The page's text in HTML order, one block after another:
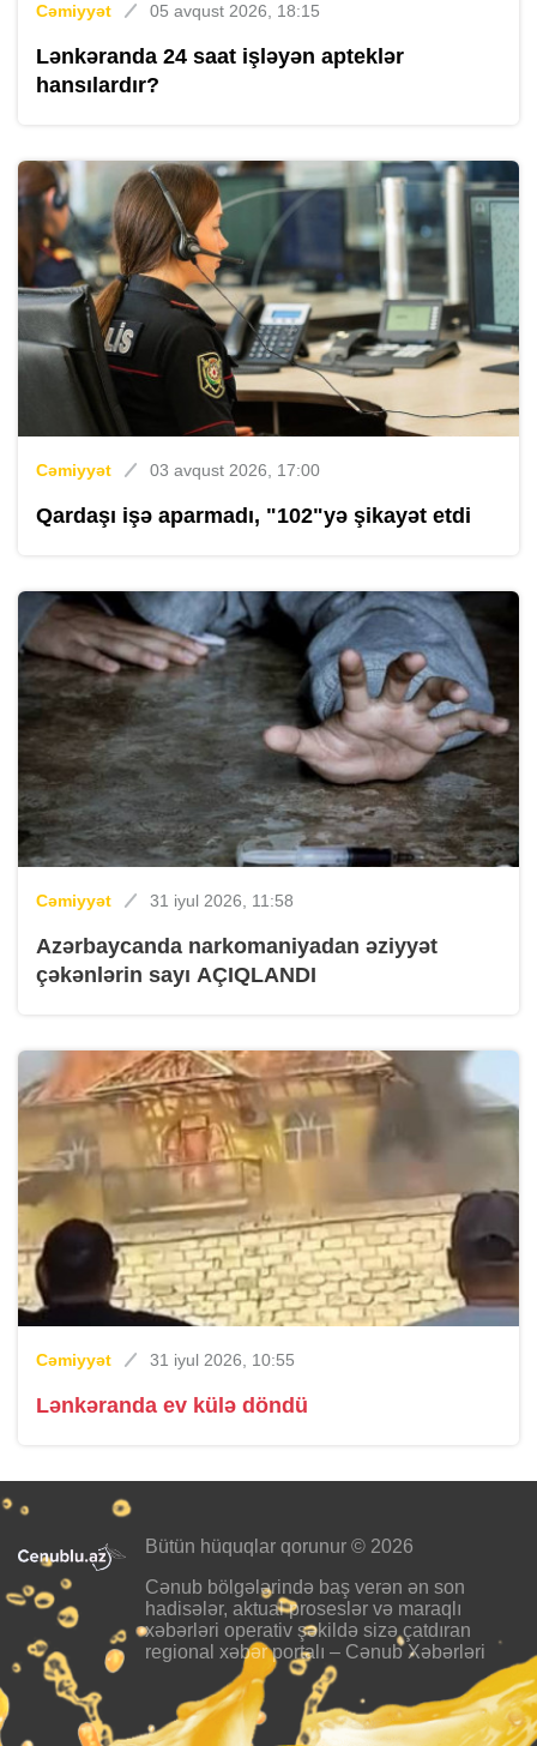
Cəmiyyət 05 avqust 2026, 18:15
Lənkəranda 24 saat işləyən apteklər
hansılardır?
Cəmiyyət 03 avqust 2026, 17:00
Qardaşı işə aparmadı, "102"yə şikayət etdi
Cəmiyyət 31 iyul 2026, 11:58
Azərbaycanda narkomaniyadan əziyyət
çəkənlərin sayı AÇIQLANDI
Cəmiyyət 31 iyul 2026, 10:55
Lənkəranda ev külə döndü
Bütün hüquqlar qorunur © 2026
Cənub bölgələrində baş verən ən son
hadisələr, aktual proseslər və maraqlı
xəbərləri operativ şəkildə sizə çatdıran
regional xəbər portalı – Cənub Xəbərləri